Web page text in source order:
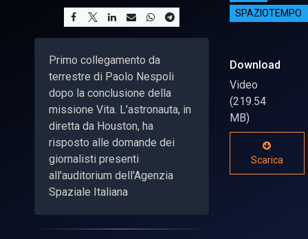
Primo collegamento da
terrestre di Paolo Nespoli
dopo la conclusione della
missione Vita. L'astronauta, in
diretta da Houston, ha
risposto alle domande dei
giornalisti presenti
all'auditorium dell'Agenzia
Spaziale Italiana
SPAZIOTEMPO
Download
Video
(219.54
MB)
Scarica